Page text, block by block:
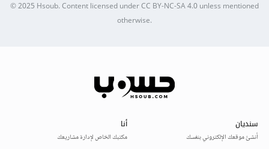
© 2025Hsoub.Content licensed underCC BY-NC-SA 4.0unless mentioned
otherwise.